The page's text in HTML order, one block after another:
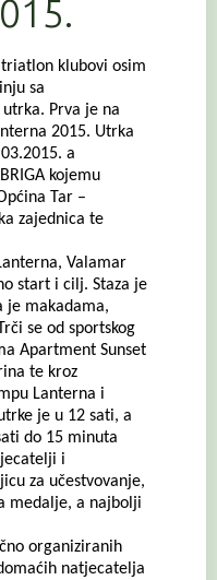
klubovi osim
sa
Prva je na
2015. Utrka
a
kojemu
Tar –
zajednica te
Valamar
start i cilj. Staza je
je makadama,
se od sportskog
Apartment Sunset
te kroz
Lanterna i
je u 12 sati, a
do 15 minuta
i
za učestvovanje,
medalje, a najbolji
organiziranih
natjecatelja